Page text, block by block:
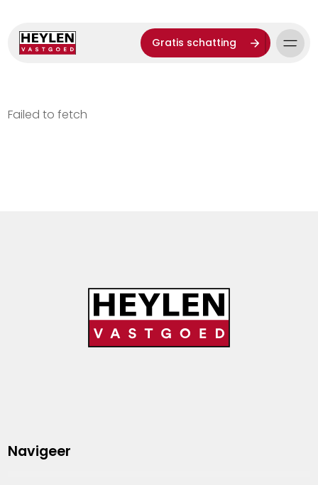
Gratis schatting
Failed to fetch
Navigeer